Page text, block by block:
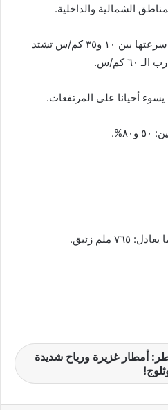
الرياح السطحية: جنوبية غربية، سرعتها بين ١٠ و٣٥ كم/س تشتد
٦٠ كم/س.
أحيانا على المرتفعات.
أمطار غزيرة ورياح شديدة